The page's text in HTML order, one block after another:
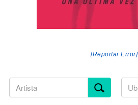
[Reportar Error]